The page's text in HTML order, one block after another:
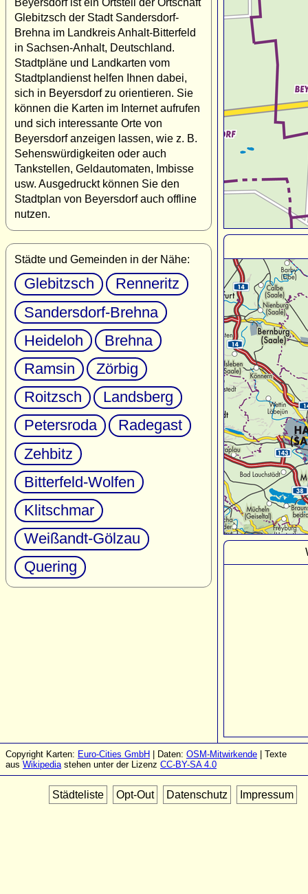
Glebitzsch der Stadt Sandersdorf-
Brehna im Landkreis Anhalt-Bitterfeld
in Sachsen-Anhalt, Deutschland.
Stadtpläne und Landkarten vom
Stadtplandienst helfen Ihnen dabei,
sich in Beyersdorf zu orientieren. Sie
können die Karten im Internet aufrufen
und sich interessante Orte von
Beyersdorf anzeigen lassen, wie z. B.
Sehenswürdigkeiten oder auch
Tankstellen, Geldautomaten, Imbisse
usw. Ausgedruckt können Sie den
Stadtplan von Beyersdorf auch offline
nutzen.
Städte und Gemeinden in der Nähe:
Glebitzsch
Renneritz
Sandersdorf-Brehna
Heideloh
Brehna
Ramsin
Zörbig
Roitzsch
Landsberg
Petersroda
Radegast
Zehbitz
Bitterfeld-Wolfen
Klitschmar
Weißandt-Gölzau
Quering
Copyright Karten: Euro-Cities GmbH | Daten: OSM-Mitwirkende | Texte
aus Wikipediastehen unter der Lizenz CC-BY-SA 4.0
Städteliste Opt-Out Datenschutz Impressum